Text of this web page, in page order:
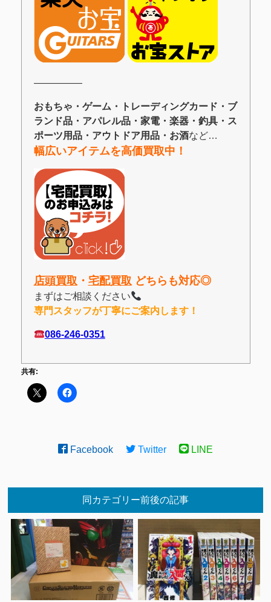
―――――
おもちゃ・ゲーム・トレーディングカード・ブ
ランド品・アパレル品・家電・楽器・釣具・ス
ポーツ用品・アウトドア用品・お酒など…
幅広いアイテムを高価買取中！
店頭買取 ・ 宅配買取 どちらも対応◎
まずはご相談ください
専門スタッフが丁寧にご案内します！
086-246-0351
共有:
Facebook Twitter LINE
同カテゴリー前後の記事